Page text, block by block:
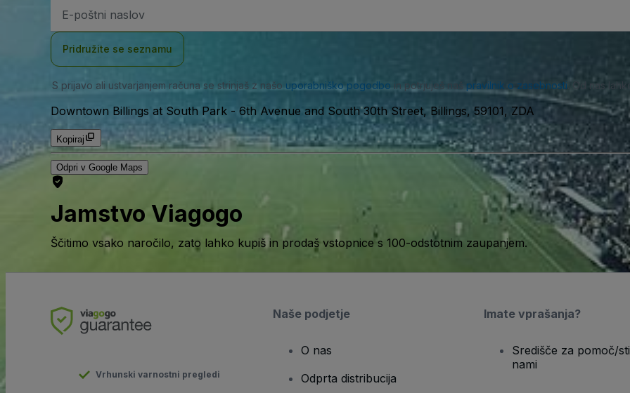
naslov
Pridružite se seznamu
S prijavo ali ustvarjanjem računa se strinjaš z našo uporabniško pogodbo in potrjuješ naš pravilnik o zasebnosti . Od nas
Downtown Billings at South Park - 6th Avenue and South 30th Street, Billings, 59101, ZDA
Kopiraj
Odpri v Google Maps
Jamstvo Viagogo
Ščitimo vsako naročilo, zato lahko kupiš in prodaš vstopnice s 100-odstotnim zaupanjem.
Vrhunski varnostni pregledi
Naše podjetje
O nas
Odprta distribucija
Imate vprašanja?
Središče za pomoč/
nami